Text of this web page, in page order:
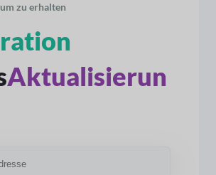
zu erhalten
Aktualisierun